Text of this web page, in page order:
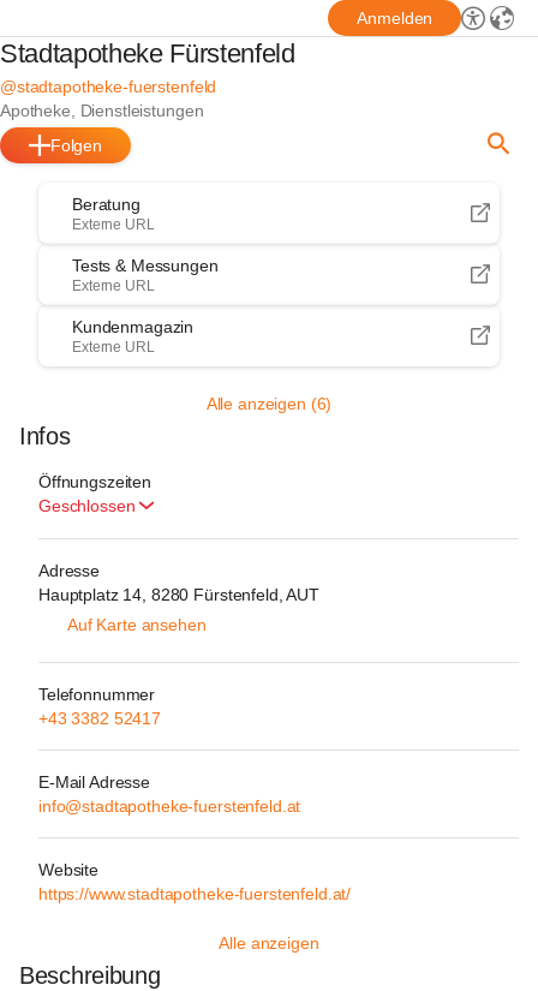
Anmelden
Stadtapotheke Fürstenfeld
@stadtapotheke-fuerstenfeld
Apotheke, Dienstleistungen
Folgen
Beratung
Externe URL
Tests & Messungen
Externe URL
Kundenmagazin
Externe URL
Alle anzeigen (6)
Infos
Öffnungszeiten
Geschlossen
Adresse
Hauptplatz 14, 8280 Fürstenfeld, AUT
Auf Karte ansehen
Telefonnummer
+43 3382 52417
E-Mail Adresse
info@stadtapotheke-fuerstenfeld.at
Website
https://www.stadtapotheke-fuerstenfeld.at/
Alle anzeigen
Beschreibung